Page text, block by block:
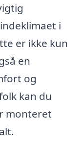
i
er ikke kun
en
og
kan du
monteret